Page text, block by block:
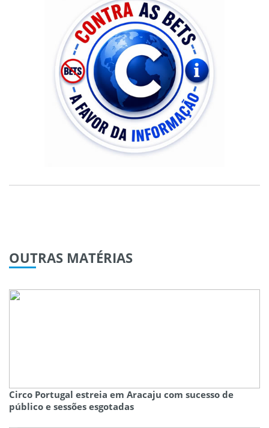
OUTRAS MATÉRIAS
Circo Portugal estreia em Aracaju com sucesso de
público e sessões esgotadas